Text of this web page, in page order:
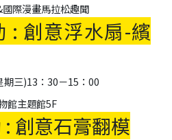
際漫畫馬拉松趣聞
: 創意浮水扇-繽
三)13：30－15：00
館主題館5F
創意石膏翻模